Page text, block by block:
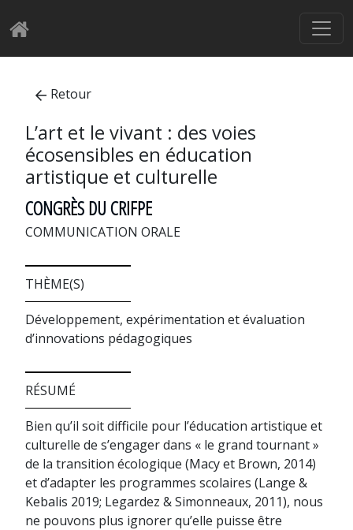
Retour
L’art et le vivant : des voies
écosensibles en éducation
artistique et culturelle
CONGRÈS DU CRIFPE
COMMUNICATION ORALE
THÈME(S)
Développement, expérimentation et évaluation
d’innovations pédagogiques
RÉSUMÉ
Bien qu’il soit difficile pour l’éducation artistique et
culturelle de s’engager dans « le grand tournant »
de la transition écologique (Macy et Brown, 2014)
et d’adapter les programmes scolaires (Lange &
Kebalis 2019; Legardez & Simonneaux, 2011), nous
ne pouvons plus ignorer qu’elle puisse être